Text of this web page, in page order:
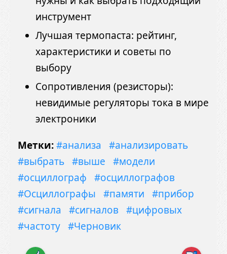
инструмент
Лучшая термопаста: рейтинг,
характеристики и советы по
выбору
Сопротивления (резисторы):
невидимые регуляторы тока в мире
электроники
Метки:#анализа
#анализировать
#выбрать #выше
#модели
#осциллограф
#осциллографов
#Осциллографы
#памяти
#прибор
#сигнала
#сигналов
#цифровых
#частоту #Черновик